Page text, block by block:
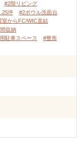
#2階リビング
坪
#2ボウル洗面台
室からFC/WIC直結
収納
駐車スペース
#整形